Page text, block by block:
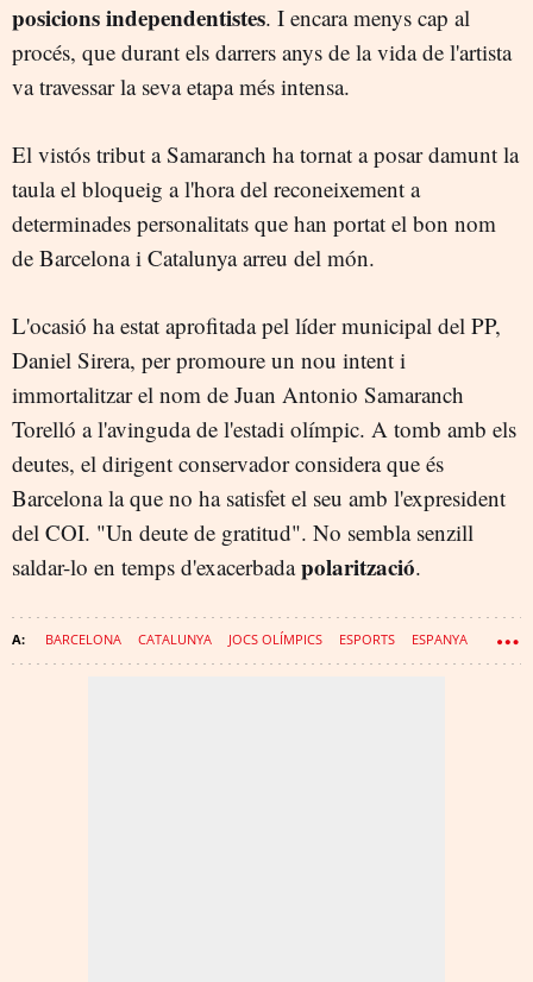
posicions independentistes. I encara menys cap al
procés, que durant els darrers anys de la vida de l'artista
va travessar la seva etapa més intensa.
El vistós tribut a Samaranch ha tornat a posar damunt la
taula el bloqueig a l'hora del reconeixement a
determinades personalitats que han portat el bon nom
de Barcelona i Catalunya arreu del món.
L'ocasió ha estat aprofitada pel líder municipal del PP,
Daniel Sirera, per promoure un nou intent i
immortalitzar el nom de Juan Antonio Samaranch
Torelló a l'avinguda de l'estadi olímpic. A tomb amb els
deutes, el dirigent conservador considera que és
Barcelona la que no ha satisfet el seu amb l'expresident
del COI. "Un deute de gratitud". No sembla senzill
saldar-lo en temps d'exacerbadapolarització.
BARCELONA CATALUNYA JOCS OLÍMPICS ESPORTS ESPANYA